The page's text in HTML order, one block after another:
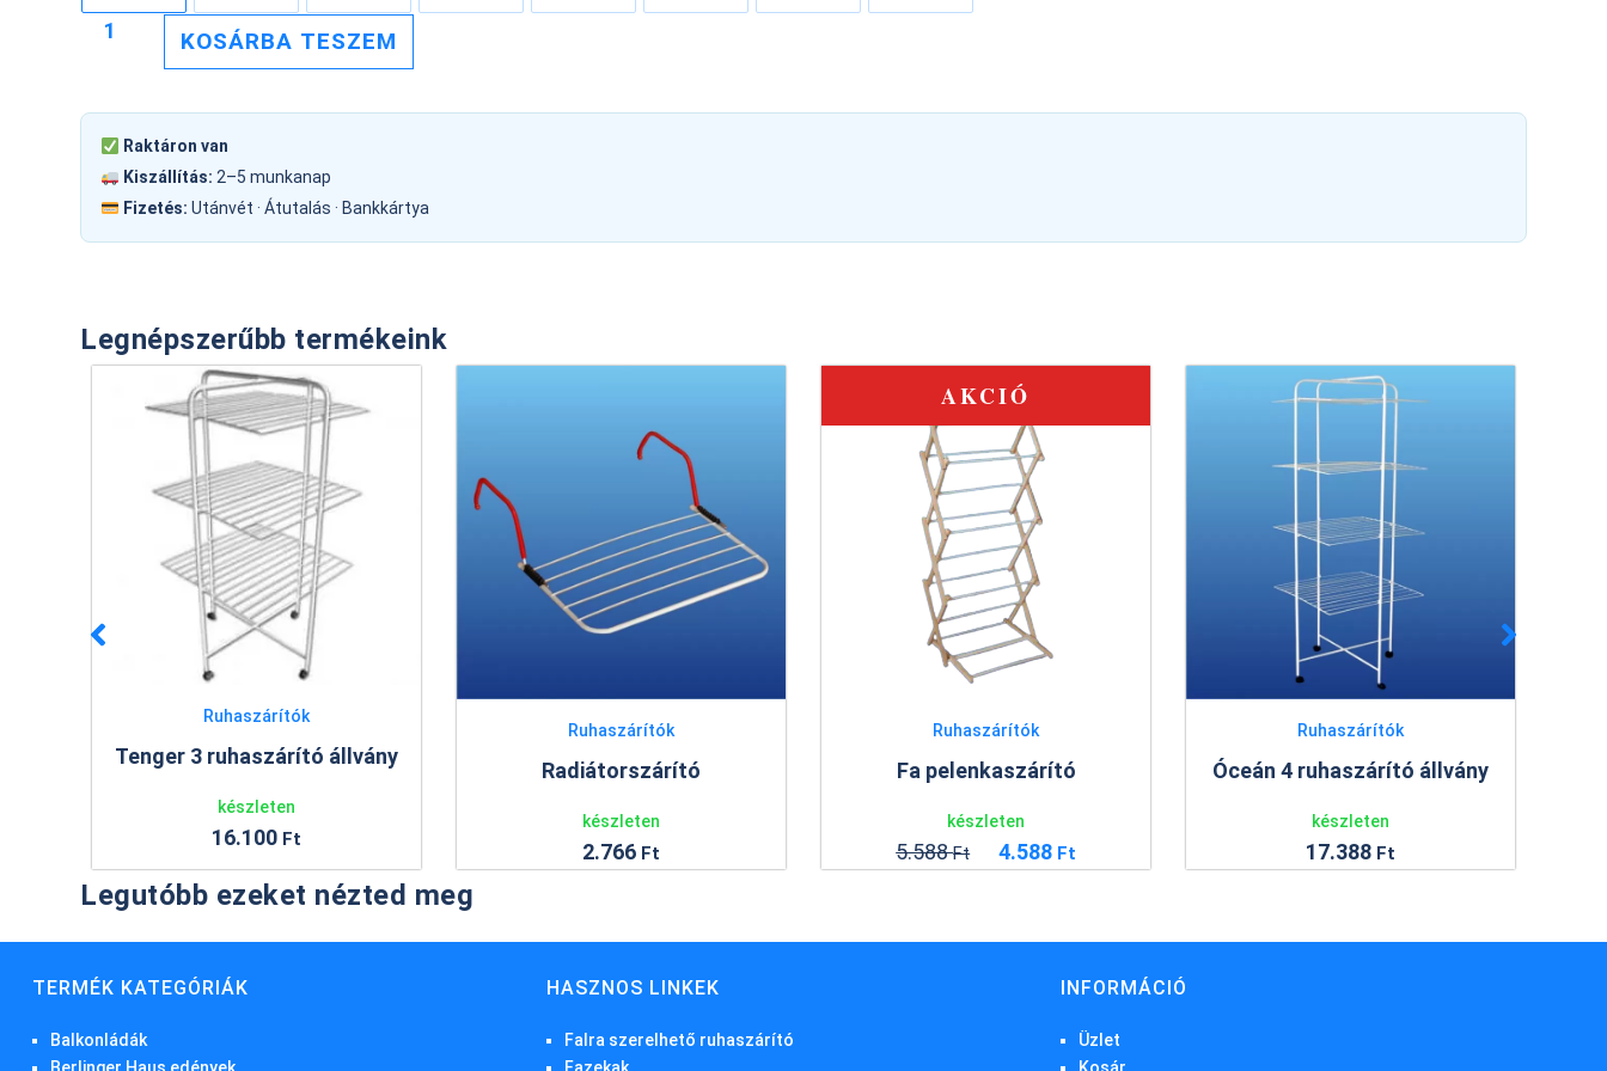
KOSÁRBA TESZEM
Raktáron van
Kiszállítás: 2–5 munkanap
Fizetés: Utánvét · Átutalás · Bankkártya
Legnépszerűbb termékeink
ruhaszárító állvány
Radiátorszárító Óceán 4 ruhaszárító állvány Ravenna virágcserép
Legutóbb ezeket nézted meg
TERMÉK KATEGÓRIÁK
Balkonládák
Berlinger Haus edények
HASZNOS LINKEK
Falra szerelhető ruhaszárító
Fazekak
INFORMÁCIÓ
Üzlet
Kosár